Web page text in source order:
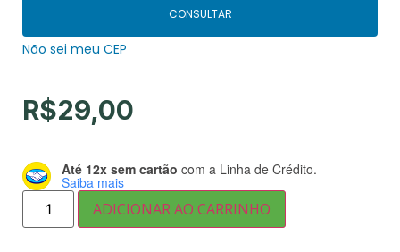
CONSULTAR
Não sei meu CEP
R$29,00
Até 12x sem cartão com a Linha de Crédito.
Saiba mais
ADICIONAR AO CARRINHO